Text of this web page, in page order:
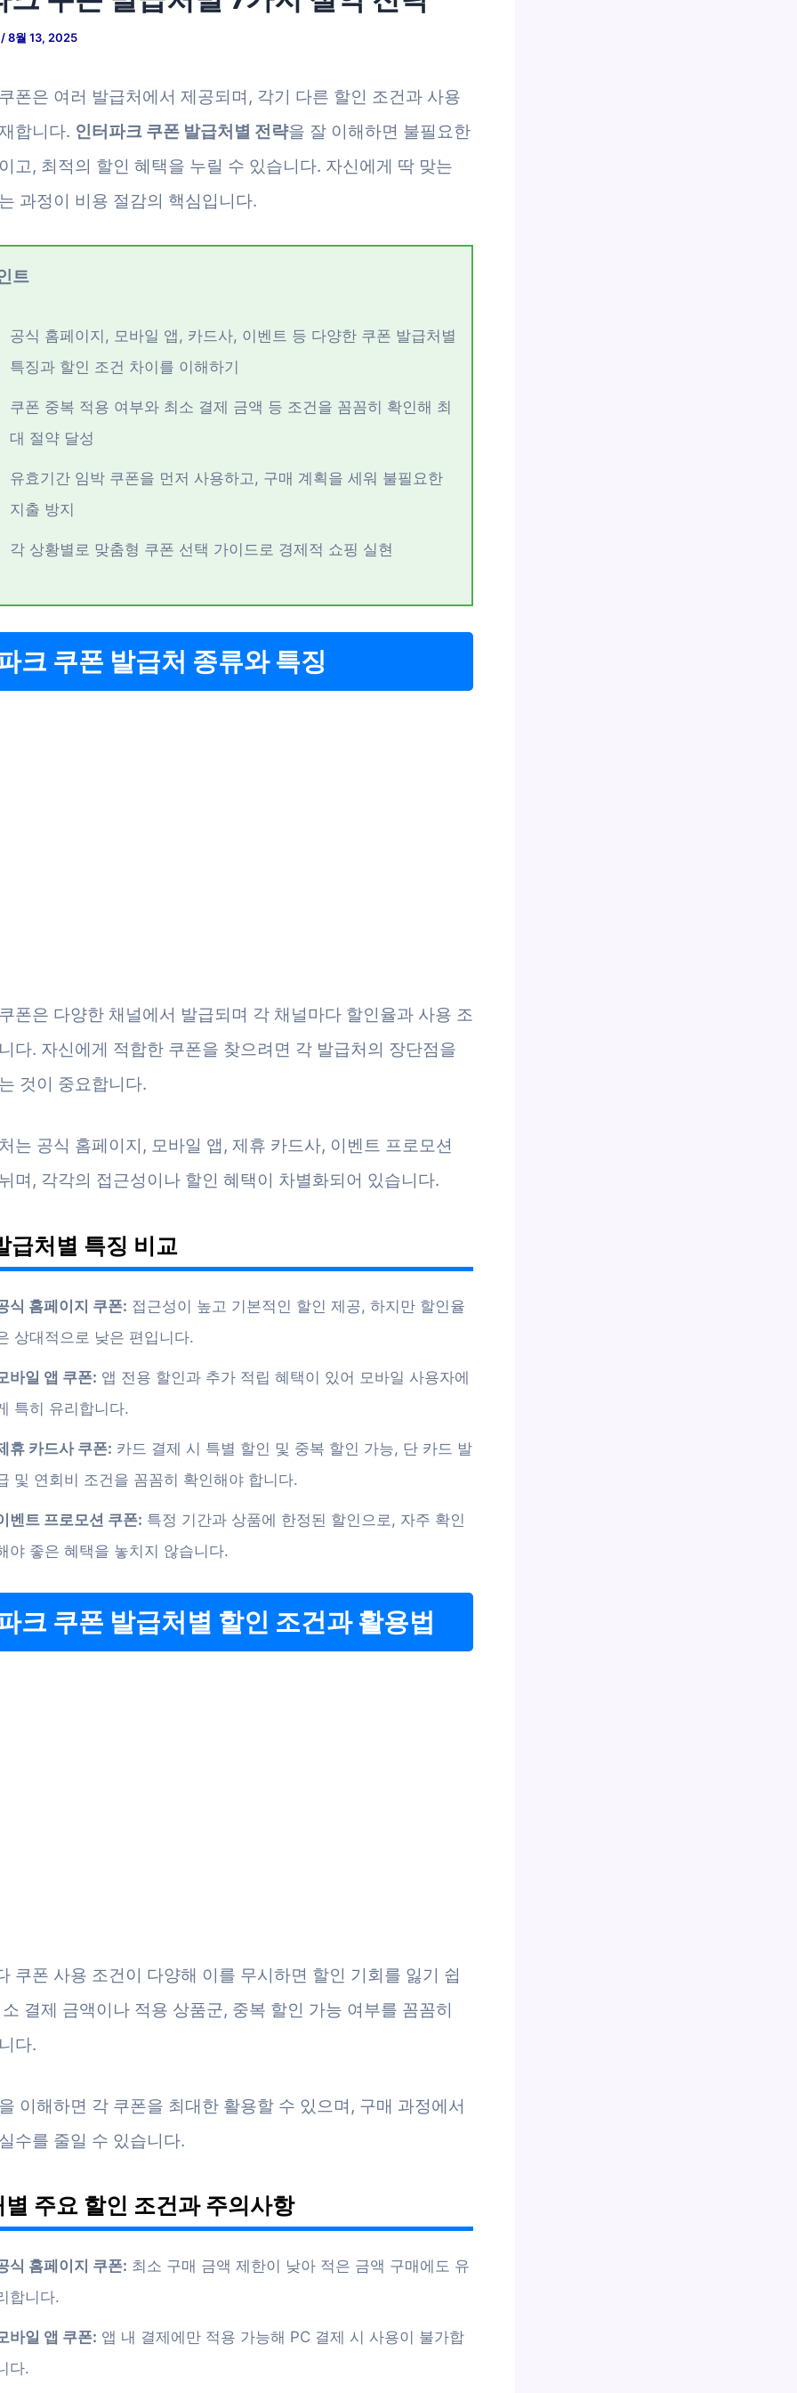
/8월 13, 2025
폰은 여러 발급처에서 제공되며, 각기 다른 할인 조건과 사용
합니다. 인터파크 쿠폰 발급처별 전략을 잘 이해하면 불필요한
고, 최적의 할인 혜택을 누릴 수 있습니다. 자신에게 딱 맞는
과정이 비용 절감의 핵심입니다.
트
공식 홈페이지, 모바일 앱, 카드사, 이벤트 등 다양한 쿠폰 발급처별
특징과 할인 조건 차이를 이해하기
쿠폰 중복 적용 여부와 최소 결제 금액 등 조건을 꼼꼼히 확인해 최
대 절약 달성
유효기간 임박 쿠폰을 먼저 사용하고, 구매 계획을 세워 불필요한
지출 방지
각 상황별로 맞춤형 쿠폰 선택 가이드로 경제적 쇼핑 실현
크 쿠폰 발급처 종류와 특징
폰은 다양한 채널에서 발급되며 각 채널마다 할인율과 사용 조
다. 자신에게 적합한 쿠폰을 찾으려면 각 발급처의 장단점을
것이 중요합니다.
는 공식 홈페이지, 모바일 앱, 제휴 카드사, 이벤트 프로모션
며, 각각의 접근성이나 할인 혜택이 차별화되어 있습니다.
급처별 특징 비교
식 홈페이지 쿠폰: 접근성이 높고 기본적인 할인 제공, 하지만 할인율
상대적으로 낮은 편입니다.
바일 앱 쿠폰: 앱 전용 할인과 추가 적립 혜택이 있어 모바일 사용자에
특히 유리합니다.
휴 카드사 쿠폰: 카드 결제 시 특별 할인 및 중복 할인 가능, 단 카드 발
및 연회비 조건을 꼼꼼히 확인해야 합니다.
벤트 프로모션 쿠폰: 특정 기간과 상품에 한정된 할인으로, 자주 확인
야 좋은 혜택을 놓치지 않습니다.
크 쿠폰 발급처별 할인 조건과 활용법
쿠폰 사용 조건이 다양해 이를 무시하면 할인 기회를 잃기 쉽
결제 금액이나 적용 상품군, 중복 할인 가능 여부를 꼼꼼히
다.
이해하면 각 쿠폰을 최대한 활용할 수 있으며, 구매 과정에서
수를 줄일 수 있습니다.
주요 할인 조건과 주의사항
식 홈페이지 쿠폰: 최소 구매 금액 제한이 낮아 적은 금액 구매에도 유
합니다.
바일 앱 쿠폰: 앱 내 결제에만 적용 가능해 PC 결제 시 사용이 불가합
다.